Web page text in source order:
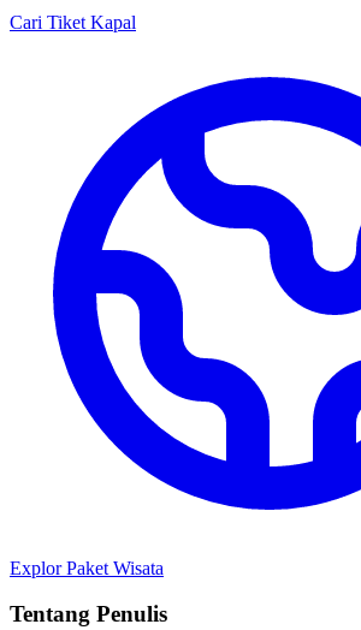
Cari Tiket Kapal
Explor Paket Wisata
Tentang Penulis